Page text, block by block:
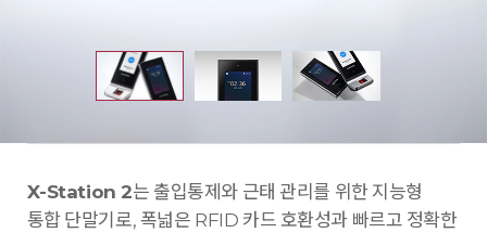
X-Station 2는 출입통제와 근태 관리를 위한 지능형
통합 단말기로, 폭넓은 RFID 카드 호환성과 빠르고 정확한